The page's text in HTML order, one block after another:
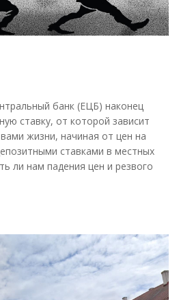
банк (ЕЦБ) наконец
ставку, от которой зависит
жизни, начиная от цен на
ставками в местных
ли нам падения цен и резвого